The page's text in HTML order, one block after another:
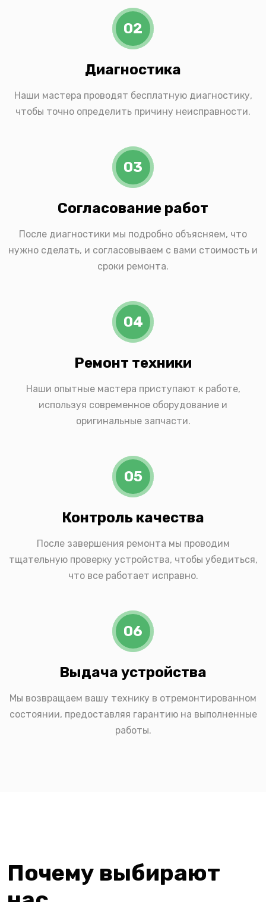
02
Диагностика
Наши мастера проводят бесплатную диагностику,
чтобы точно определить причину неисправности.
03
Согласование работ
После диагностики мы подробно объясняем, что
нужно сделать, и согласовываем с вами стоимость и
сроки ремонта.
04
Ремонт техники
Наши опытные мастера приступают к работе,
используя современное оборудование и
оригинальные запчасти.
05
Контроль качества
После завершения ремонта мы проводим
тщательную проверку устройства, чтобы убедиться,
что все работает исправно.
06
Выдача устройства
Мы возвращаем вашу технику в отремонтированном
состоянии, предоставляя гарантию на выполненные
работы.
Почему выбирают